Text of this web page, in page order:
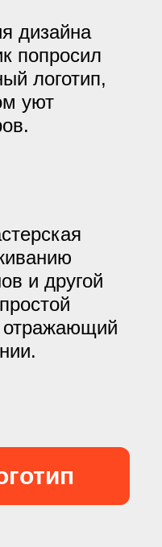
дизайна
попросил
логотип,
уют
и другой
отражающий